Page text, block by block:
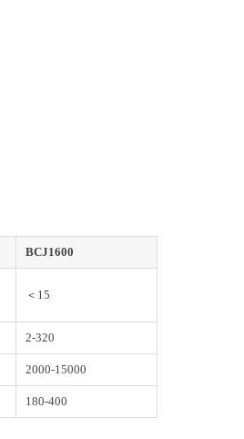
BCJ1600
＜15
2-320
2000-15000
180-400